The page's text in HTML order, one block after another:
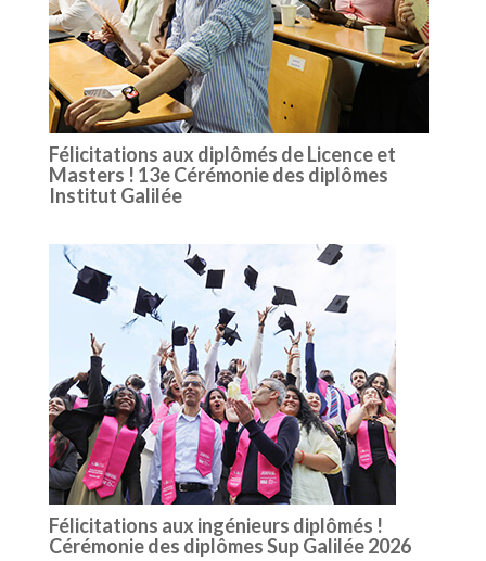
Félicitations aux diplômés de Licence et
Masters ! 13e Cérémonie des diplômes
Institut Galilée
Félicitations aux ingénieurs diplômés !
Cérémonie des diplômes Sup Galilée 2026